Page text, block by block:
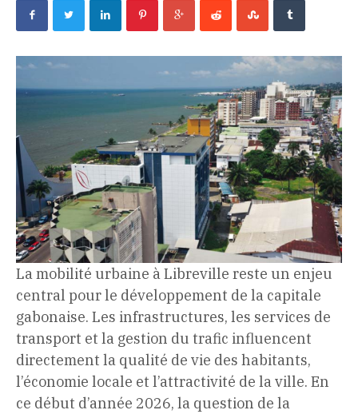
La mobilité urbaine à Libreville reste un enjeu
central pour le développement de la capitale
gabonaise. Les infrastructures, les services de
transport et la gestion du trafic influencent
directement la qualité de vie des habitants,
l’économie locale et l’attractivité de la ville. En
ce début d’année 2026, la question de la